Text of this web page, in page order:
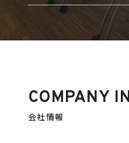
COMPANY
会社情報